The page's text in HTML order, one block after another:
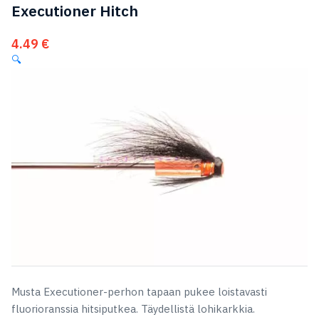
Executioner Hitch
4.49 €
🔍
Musta Executioner-perhon tapaan pukee loistavasti
fluorioranssia hitsiputkea. Täydellistä lohikarkkia.